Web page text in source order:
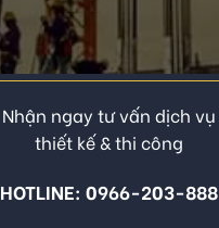
Nhận ngay tư vấn dịch vụ
thiết kế & thi công
HOTLINE: 0966-203-888